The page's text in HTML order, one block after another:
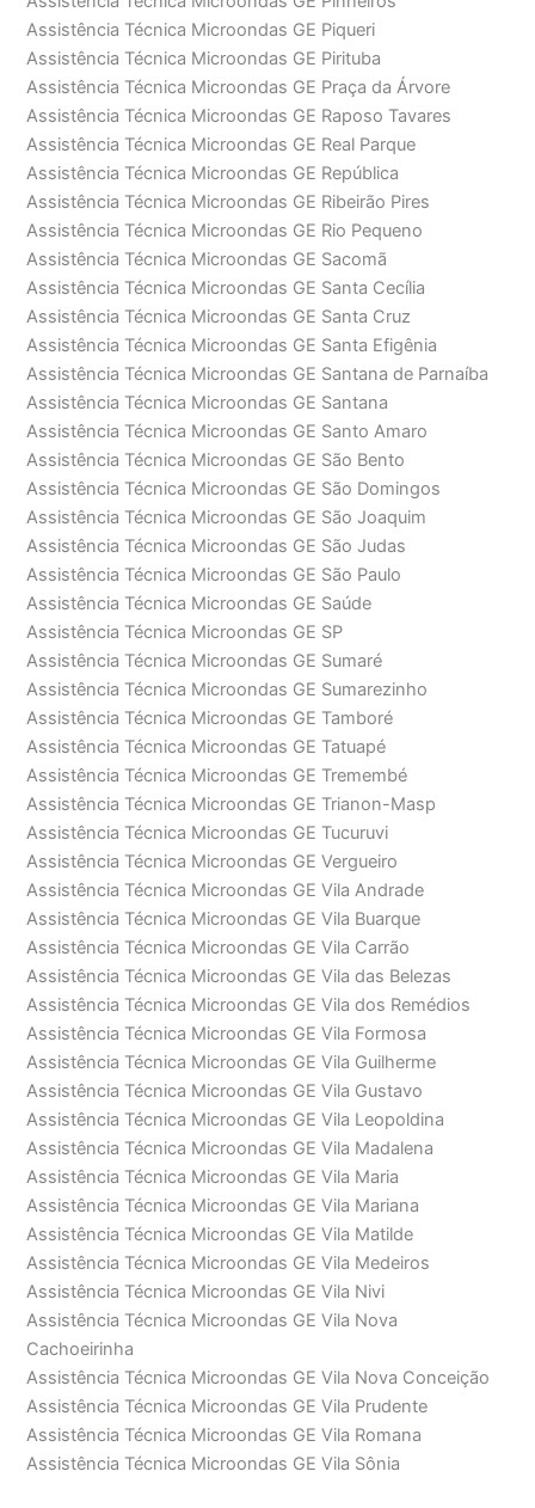
Assistência Técnica Microondas GE Piqueri
Assistência Técnica Microondas GE Pirituba
Assistência Técnica Microondas GE Praça da Árvore
Assistência Técnica Microondas GE Raposo Tavares
Assistência Técnica Microondas GE Real Parque
Assistência Técnica Microondas GE República
Assistência Técnica Microondas GE Ribeirão Pires
Assistência Técnica Microondas GE Rio Pequeno
Assistência Técnica Microondas GE Sacomã
Assistência Técnica Microondas GE Santa Cecília
Assistência Técnica Microondas GE Santa Cruz
Assistência Técnica Microondas GE Santa Efigênia
Assistência Técnica Microondas GE Santana de Parnaíba
Assistência Técnica Microondas GE Santana
Assistência Técnica Microondas GE Santo Amaro
Assistência Técnica Microondas GE São Bento
Assistência Técnica Microondas GE São Domingos
Assistência Técnica Microondas GE São Joaquim
Assistência Técnica Microondas GE São Judas
Assistência Técnica Microondas GE São Paulo
Assistência Técnica Microondas GE Saúde
Assistência Técnica Microondas GE SP
Assistência Técnica Microondas GE Sumaré
Assistência Técnica Microondas GE Sumarezinho
Assistência Técnica Microondas GE Tamboré
Assistência Técnica Microondas GE Tatuapé
Assistência Técnica Microondas GE Tremembé
Assistência Técnica Microondas GE Trianon-Masp
Assistência Técnica Microondas GE Tucuruvi
Assistência Técnica Microondas GE Vergueiro
Assistência Técnica Microondas GE Vila Andrade
Assistência Técnica Microondas GE Vila Buarque
Assistência Técnica Microondas GE Vila Carrão
Assistência Técnica Microondas GE Vila das Belezas
Assistência Técnica Microondas GE Vila dos Remédios
Assistência Técnica Microondas GE Vila Formosa
Assistência Técnica Microondas GE Vila Guilherme
Assistência Técnica Microondas GE Vila Gustavo
Assistência Técnica Microondas GE Vila Leopoldina
Assistência Técnica Microondas GE Vila Madalena
Assistência Técnica Microondas GE Vila Maria
Assistência Técnica Microondas GE Vila Mariana
Assistência Técnica Microondas GE Vila Matilde
Assistência Técnica Microondas GE Vila Medeiros
Assistência Técnica Microondas GE Vila Nivi
Assistência Técnica Microondas GE Vila Nova
Cachoeirinha
Assistência Técnica Microondas GE Vila Nova Conceição
Assistência Técnica Microondas GE Vila Prudente
Assistência Técnica Microondas GE Vila Romana
Assistência Técnica Microondas GE Vila Sônia